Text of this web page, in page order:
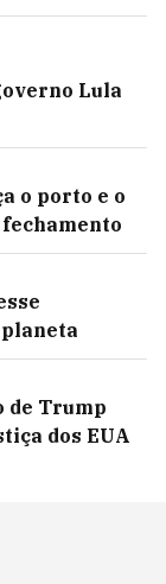
Lula
o porto e o
de Trump
dos EUA